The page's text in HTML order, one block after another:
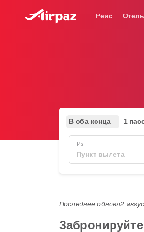
Рейс Отель
В оба конца 1
Из
Последнее обновл2